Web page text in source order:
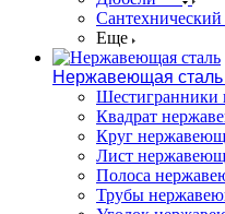
Еще
Нержавеющая сталь
Шестигранники
Квадрат
Круг
Лист
Полоса
Трубы